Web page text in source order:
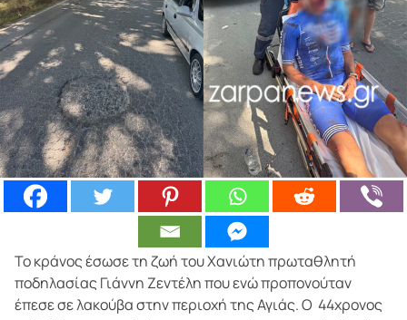
Το κράνος έσωσε τη ζωή του Χανιώτη πρωταθλητή
ποδηλασίας Γιάννη Ζεντέλη που ενώ προπονούταν
έπεσε σε λακούβα στην περιοχή της Αγιάς. Ο 44χρονος